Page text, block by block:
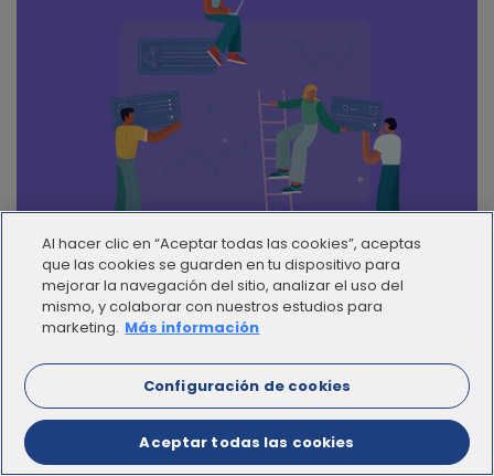
Conoce el servicio de talento freelance y remoto exclusivo
para empresas.
Comunidad
Al hacer clic en “Aceptar todas las cookies”, aceptas
que las cookies se guarden en tu dispositivo para
mejorar la navegación del sitio, analizar el uso del
mismo, y colaborar con nuestros estudios para
marketing. Más información
Configuración de cookies
Aceptar todas las cookies